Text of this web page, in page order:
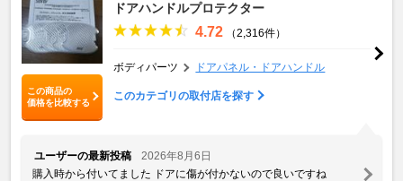
この商品の
価格を比較する
ドアハンドルプロテクター
4.72 （2,316件）
ボディパーツ ドアパネル・ドアハンドル
このカテゴリの取付店を探す
ユーザーの最新投稿
2026年8月6日
購入時から付いてました ドアに傷が付かないので良いですね